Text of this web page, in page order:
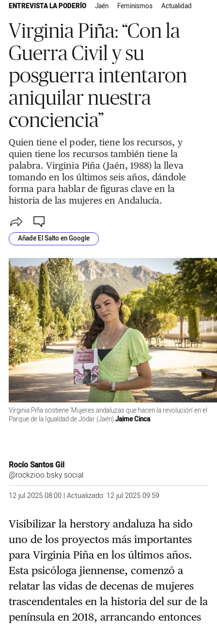
ENTREVISTA LA PODERÍO Jaén Feminismos Actualidad
Virginia Piña: “Con la
Guerra Civil y su
posguerra intentaron
aniquilar nuestra
conciencia”
Quien tiene el poder, tiene los recursos, y
quien tiene los recursos también tiene la
palabra. Virginia Piña (Jaén, 1988) la lleva
tomando en los últimos seis años, dándole
forma para hablar de figuras clave en la
historia de las mujeres en Andalucía.
Añade El Salto en Google
Virginia Piña sostiene 'Mujeres andaluzas que hacen la revolución' en el
Parque de la Igualdad de Jódar (Jaén)Jaime Cinca
Rocío Santos Gil
@rockzioo.bsky.social
12 jul 2025 08:00 | Actualizado: 12 jul 2025 09:59
Visibilizar la herstory andaluza ha sido
uno de los proyectos más importantes
para Virginia Piña en los últimos años.
Esta psicóloga jiennense, comenzó a
relatar las vidas de decenas de mujeres
trascendentales en la historia del sur de la
península en 2018, arrancando entonces